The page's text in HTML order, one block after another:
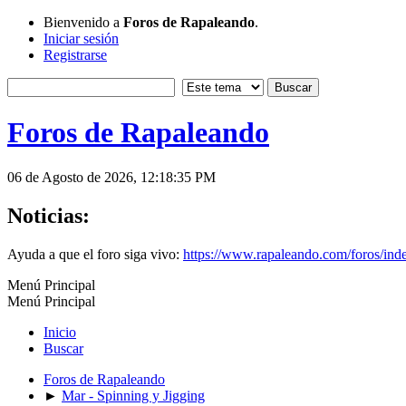
Bienvenido a Foros de Rapaleando.
Iniciar sesión
Registrarse
Foros de Rapaleando
06 de Agosto de 2026, 12:18:35 PM
Noticias:
Ayuda a que el foro siga vivo: https://www.rapaleando.com/foros/
Menú Principal
Menú Principal
Inicio
Buscar
Foros de Rapaleando
► Mar - Spinning y Jigging